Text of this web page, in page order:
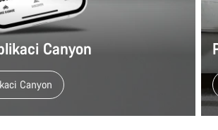
Canyon
Canyon
čekají, aby mohli odpovědět na vaše dotazy.
Začít chat
Zavřít